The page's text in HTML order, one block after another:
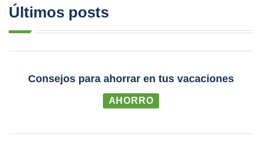
Últimos posts
Consejos para ahorrar en tus vacaciones
AHORRO